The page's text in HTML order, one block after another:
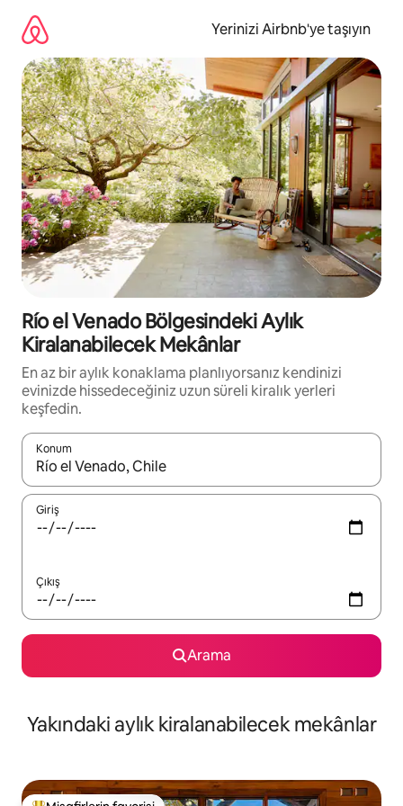
Yerinizi Airbnb'ye taşıyın
Río el Venado Bölgesindeki Aylık
Kiralanabilecek Mekânlar
En az bir aylık konaklama planlıyorsanız kendinizi
evinizde hissedeceğiniz uzun süreli kiralık yerleri
keşfedin.
Konum
Sonuçlar kullanılabilir olduğunda yukarı ve aşağı oklarıyla
Giriş
Çıkış
Arama
Yakındaki aylık kiralanabilecek mekânlar